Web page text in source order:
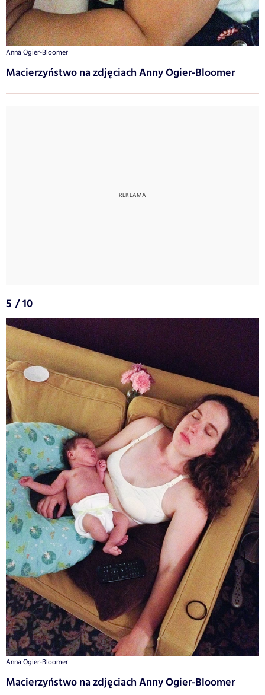
Anna Ogier-Bloomer
Macierzyństwo na zdjęciach Anny Ogier-Bloomer
5 / 10
Anna Ogier-Bloomer
Macierzyństwo na zdjęciach Anny Ogier-Bloomer